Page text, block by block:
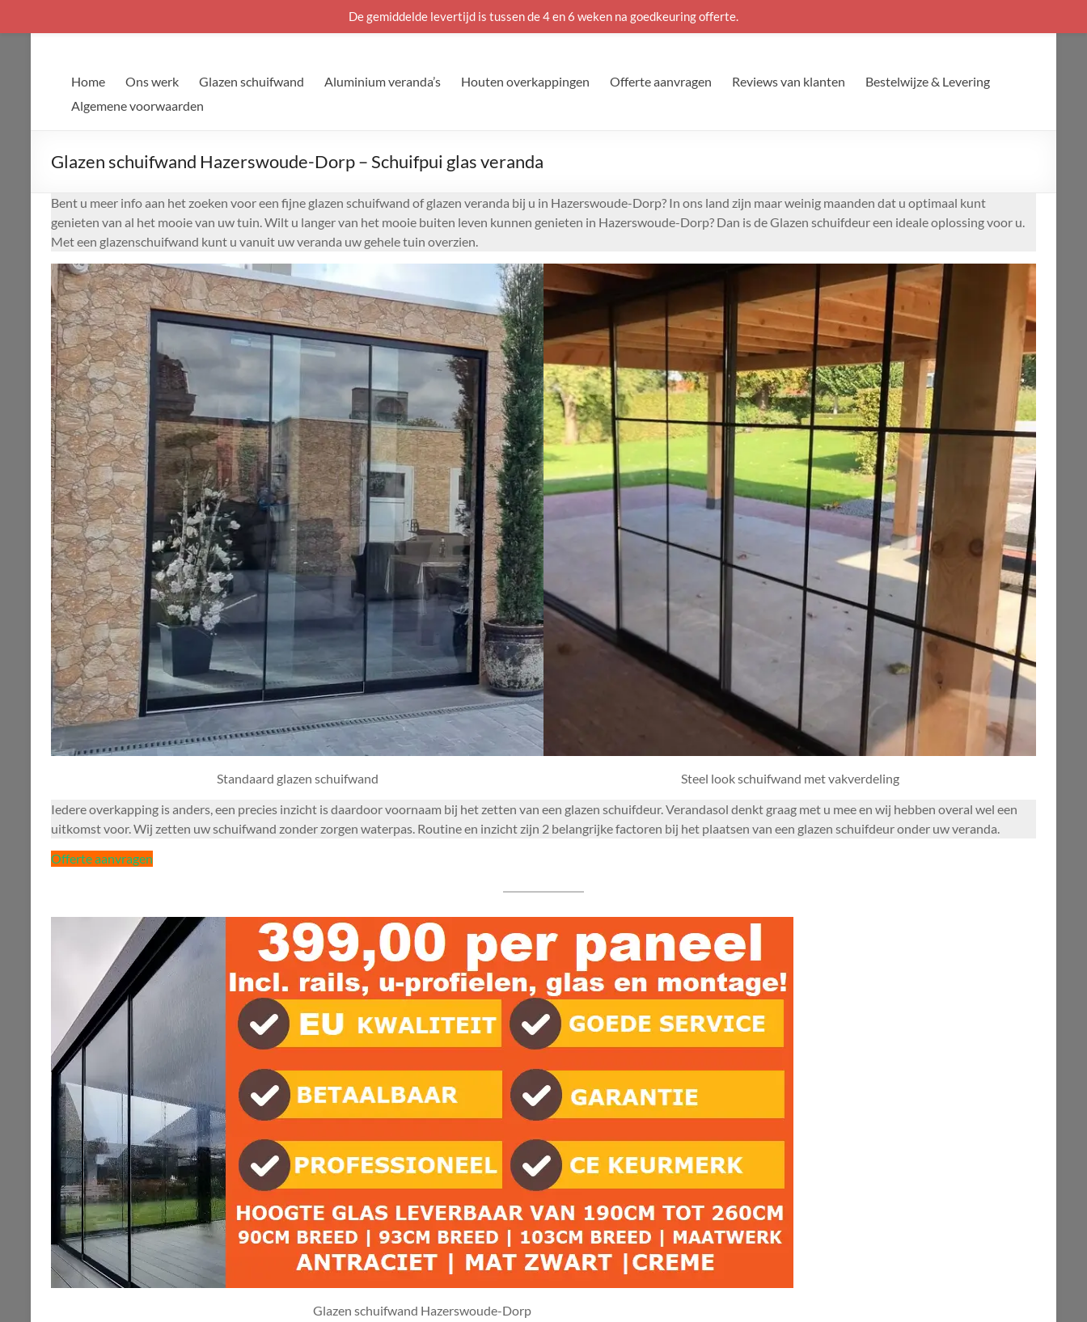
Home Ons werk Glazen schuifwand Aluminium veranda’s Houten overkappingen Offerte aanvragen Reviews van klanten
Bestelwijze & Levering
Algemene voorwaarden
Glazen schuifwand Hazerswoude-Dorp – Schuifpui glas veranda
Bent u meer info aan het zoeken voor een fijne glazen schuifwand of glazen veranda bij u in Hazerswoude-Dorp? In ons land zijn maar weinig maanden dat u optimaal kunt
genieten van al het mooie van uw tuin. Wilt u langer van het mooie buiten leven kunnen genieten in Hazerswoude-Dorp? Dan is de Glazen schuifdeur een ideale oplossing voor u.
Met een glazenschuifwand kunt u vanuit uw veranda uw gehele tuin overzien.
Standaard glazen schuifwand
Steel look schuifwand met vakverdeling
Iedere overkapping is anders, een precies inzicht is daardoor voornaam bij het zetten van een glazen schuifdeur. Verandasol denkt graag met u mee en wij hebben overal wel een
uitkomst voor. Wij zetten uw schuifwand zonder zorgen waterpas. Routine en inzicht zijn 2 belangrijke factoren bij het plaatsen van een glazen schuifdeur onder uw veranda.
Offerte aanvragen
Glazen schuifwand Hazerswoude-Dorp
De gemiddelde levertijd is tussen de 4 en 6 weken na goedkeuring offerte.